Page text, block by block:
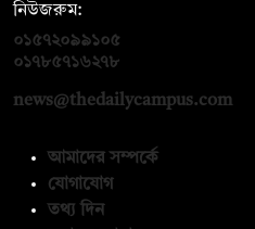
নিউজরুম:
০১৫৭২০৯৯১০৫
০১৭৮৫৭১৬২৭৮
news@thedailycampus.com
আমাদের সম্পর্কে
যোগাযোগ
তথ্য দিন